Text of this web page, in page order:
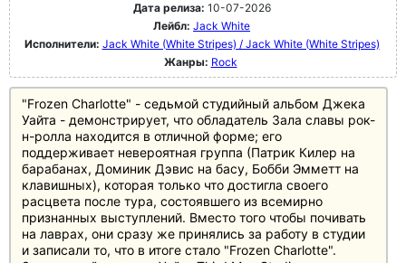
Дата релиза: 10-07-2026
Лейбл: Jack White
Исполнители: Jack White (White Stripes) / Jack White (White Stripes)
Жанры: Rock
"Frozen Charlotte" - седьмой студийный альбом Джека
Уайта - демонстрирует, что обладатель Зала славы рок-
н-ролла находится в отличной форме; его
поддерживает невероятная группа (Патрик Килер на
барабанах, Доминик Дэвис на басу, Бобби Эмметт на
клавишных), которая только что достигла своего
расцвета после тура, состоявшего из всемирно
признанных выступлений. Вместо того чтобы почивать
на лаврах, они сразу же принялись за работу в студии
и записали то, что в итоге стало "Frozen Charlotte".